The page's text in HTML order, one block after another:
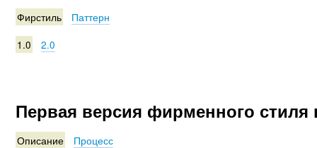
Фирстиль
Паттерн
1.0
2.0
Первая версия фирменного стиля
Описание Процесс